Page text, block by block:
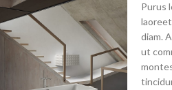
Purus
diam.
ut